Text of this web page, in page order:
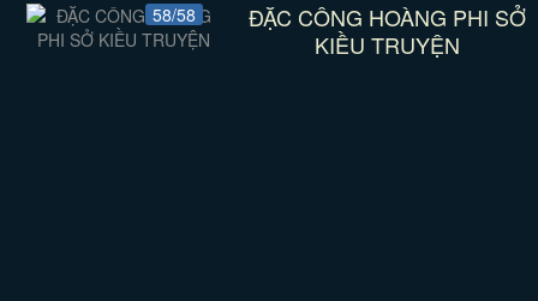
58/58
ĐẶC CÔNG HOÀNG PHI SỞ
KIỀU TRUYỆN